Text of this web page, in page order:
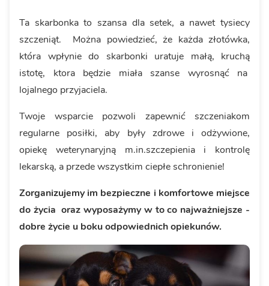
Ta skarbonka to szansa dla setek, a nawet tysiecy
szczeniąt. Można powiedzieć, że każda złotówka,
która wpłynie do skarbonki uratuje małą, kruchą
istotę, ktora będzie miała szanse wyrosnąć na
lojalnego przyjaciela.
Twoje wsparcie pozwoli zapewnić szczeniakom
regularne posiłki, aby były zdrowe i odżywione,
opiekę weterynaryjną m.in.szczepienia i kontrolę
lekarską, a przede wszystkim ciepłe schronienie!
Zorganizujemy im bezpieczne i komfortowe miejsce
do życia oraz wyposażymy w to co najważniejsze -
dobre życie u boku odpowiednich opiekunów.